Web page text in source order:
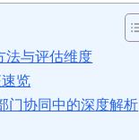
法与评估维度
览
门协同中的深度解析